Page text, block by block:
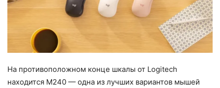
На противоположном конце шкалы от Logitech
находится M240 — одна из лучших вариантов мышей